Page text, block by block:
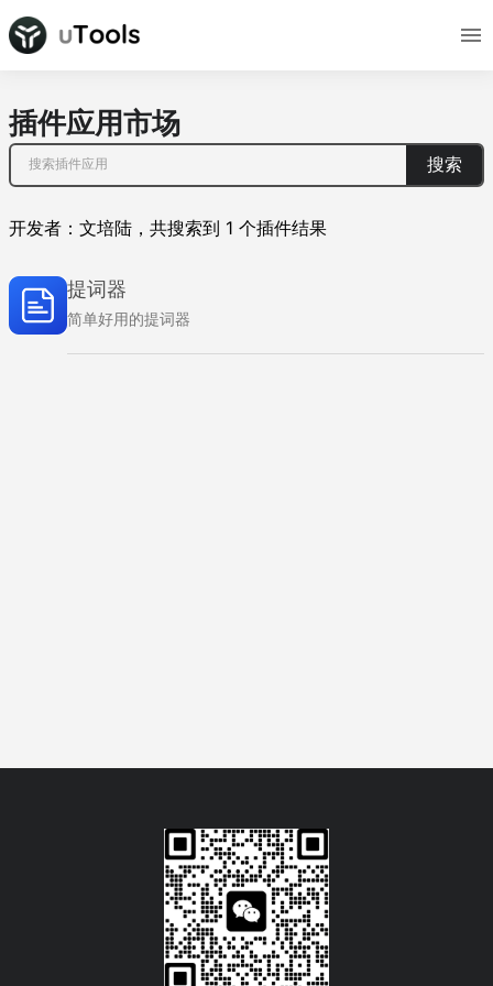
插件应用市场
搜索
开发者： 文培陆 ， 共搜索到 1 个插件结果
提词器
简单好用的提词器